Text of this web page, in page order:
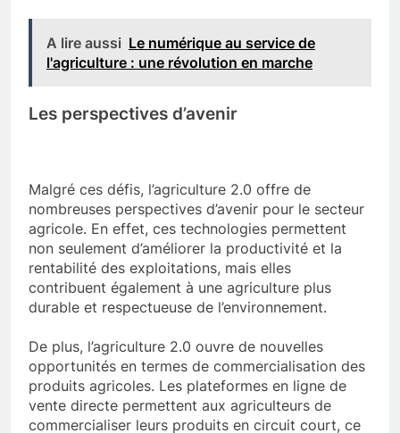
A lire aussi Le numérique au service de
l'agriculture : une révolution en marche
Les perspectives d’avenir
Malgré ces défis, l’agriculture 2.0 offre de
nombreuses perspectives d’avenir pour le secteur
agricole. En effet, ces technologies permettent
non seulement d’améliorer la productivité et la
rentabilité des exploitations, mais elles
contribuent également à une agriculture plus
durable et respectueuse de l’environnement.
De plus, l’agriculture 2.0 ouvre de nouvelles
opportunités en termes de commercialisation des
produits agricoles. Les plateformes en ligne de
vente directe permettent aux agriculteurs de
commercialiser leurs produits en circuit court, ce